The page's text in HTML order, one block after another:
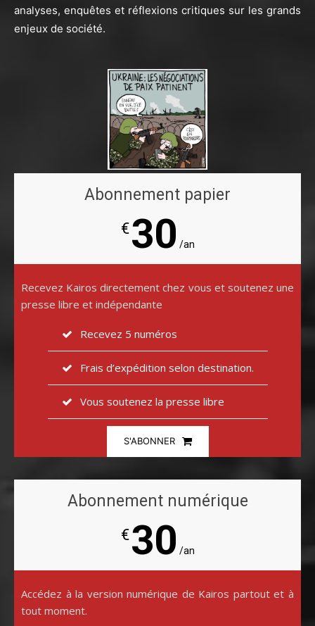
analyses, enquêtes et réflexions critiques sur les grands
enjeux de société.
Abonnement papier
€30 /an
Recevez Kairos directement chez vous et soutenez une
presse libre et indépendante
Recevez 5 numéros
Frais d’expédition selon destination.
Vous soutenez la presse libre
S'ABONNER
Abonnement numérique
€30 /an
Accédez à la version numérique de Kairos partout et à
tout moment.